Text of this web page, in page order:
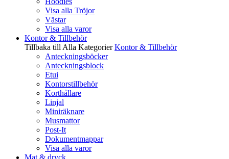
Visa alla Tröjor
Västar
Visa alla varor
Kontor & Tillbehör
Tillbaka till Alla Kategorier Kontor & Tillbehör
Anteckningsböcker
Anteckningsblock
Etui
Kontorstillbehör
Korthållare
Linjal
Miniräknare
Musmattor
Post-It
Dokumentmappar
Visa alla varor
Mat & dryck